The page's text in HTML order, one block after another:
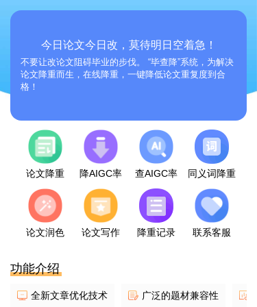
今日论文今日改，莫待明日空着急！
不要让改论文阻碍毕业的步伐。 “毕查降”系统，为解决
论文降重而生，在线降重，一键降低论文重复度到合
格！
论文降重 降AIGC率 查AIGC率 同义词降重
论文润色 论文写作 降重记录 联系客服
功能介绍
全新文章优化技术 广泛的题材兼容性